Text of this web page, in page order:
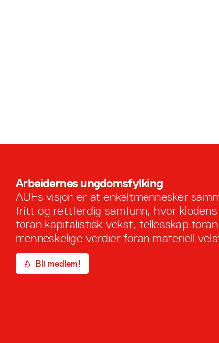
Arbeidernes ungdomsfylking
AUFs visjon er at enkeltmennesker
fritt og rettferdig samfunn, hvor
foran kapitalistisk vekst, fellesskap
menneskelige verdier foran materiell
Bli medlem!